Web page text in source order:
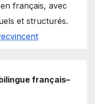
français, avec
et structurés.
français–